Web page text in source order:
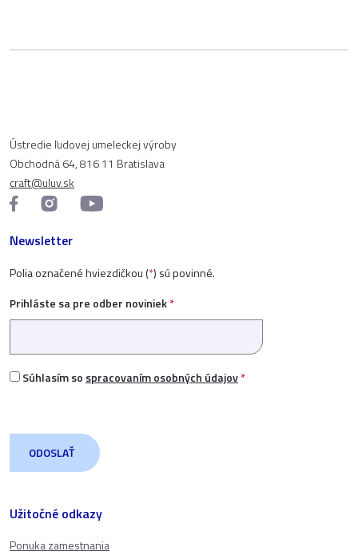
Užitočné odkazy
Ponuka zamestnania
Ústredie ľudovej umeleckej výroby
Obchodná 64, 816 11 Bratislava
craft@uluv.sk
Newsletter
Polia označené hviezdičkou (*) sú povinné.
Prihláste sa pre odber noviniek*
Súhlasím so spracovaním osobných údajov*